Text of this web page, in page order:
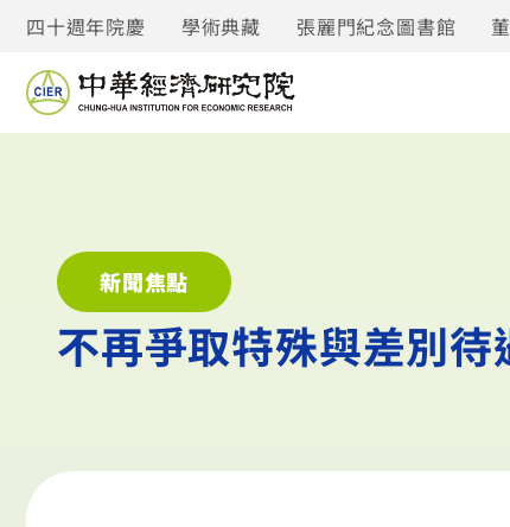
四十週年院慶 學術典藏 張麗門紀念圖書館
新聞焦點
不再爭取特殊與差別